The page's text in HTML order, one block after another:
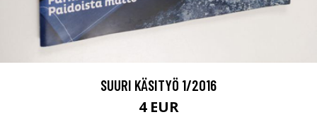
SUURI KÄSITYÖ 1/2016
4 EUR